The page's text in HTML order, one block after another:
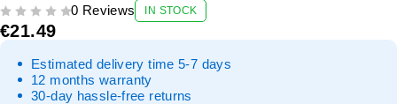
0 Reviews IN STOCK
€21.49
Estimated delivery time 5-7 days
12 months warranty
30-day hassle-free returns